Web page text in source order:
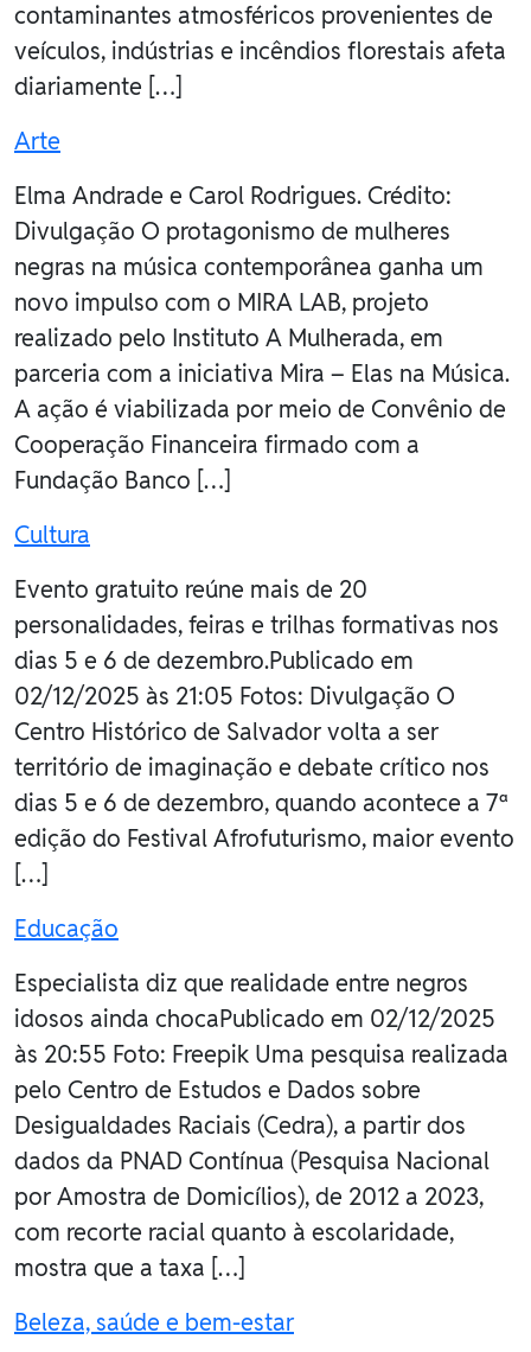
contaminantes atmosféricos provenientes de
veículos, indústrias e incêndios florestais afeta
diariamente […]
Arte
Elma Andrade e Carol Rodrigues. Crédito:
Divulgação O protagonismo de mulheres
negras na música contemporânea ganha um
novo impulso com o MIRA LAB, projeto
realizado pelo Instituto A Mulherada, em
parceria com a iniciativa Mira – Elas na Música.
A ação é viabilizada por meio de Convênio de
Cooperação Financeira firmado com a
Fundação Banco […]
Cultura
Evento gratuito reúne mais de 20
personalidades, feiras e trilhas formativas nos
dias 5 e 6 de dezembro.Publicado em
02/12/2025 às 21:05 Fotos: Divulgação O
Centro Histórico de Salvador volta a ser
território de imaginação e debate crítico nos
dias 5 e 6 de dezembro, quando acontece a 7ª
edição do Festival Afrofuturismo, maior evento
[…]
Educação
Especialista diz que realidade entre negros
idosos ainda chocaPublicado em 02/12/2025
às 20:55 Foto: Freepik Uma pesquisa realizada
pelo Centro de Estudos e Dados sobre
Desigualdades Raciais (Cedra), a partir dos
dados da PNAD Contínua (Pesquisa Nacional
por Amostra de Domicílios), de 2012 a 2023,
com recorte racial quanto à escolaridade,
mostra que a taxa […]
Beleza, saúde e bem-estar